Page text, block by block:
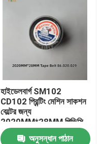
হাইডেলবার্গ SM102
CD102 প্রিন্টিং মেশিন সাকশন
বেল্টের জন্য
2020MM*28MM পিভিসি
মেটেরিয়াল টেপ বেল্ট
অনুসন্ধান পাঠান